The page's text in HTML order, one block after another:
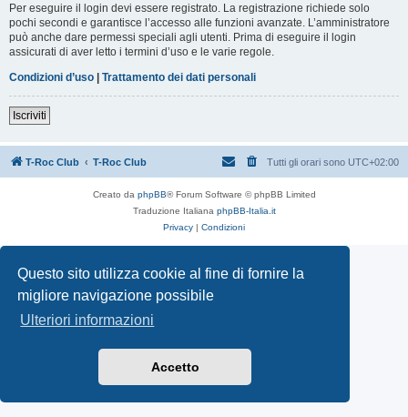
Questo sito utilizza cookie al fine di fornire la
migliore navigazione possibile
Ulteriori informazioni
Accetto
Per eseguire il login devi essere registrato. La registrazione richiede solo
pochi secondi e garantisce l’accesso alle funzioni avanzate. L’amministratore
può anche dare permessi speciali agli utenti. Prima di eseguire il login
assicurati di aver letto i termini d’uso e le varie regole.
Condizioni d’uso | Trattamento dei dati personali
Iscriviti
T-Roc Club T-Roc Club Tutti gli orari sono UTC+02:00
Creato da phpBB® Forum Software © phpBB Limited
Traduzione Italiana phpBB-Italia.it
Privacy | Condizioni